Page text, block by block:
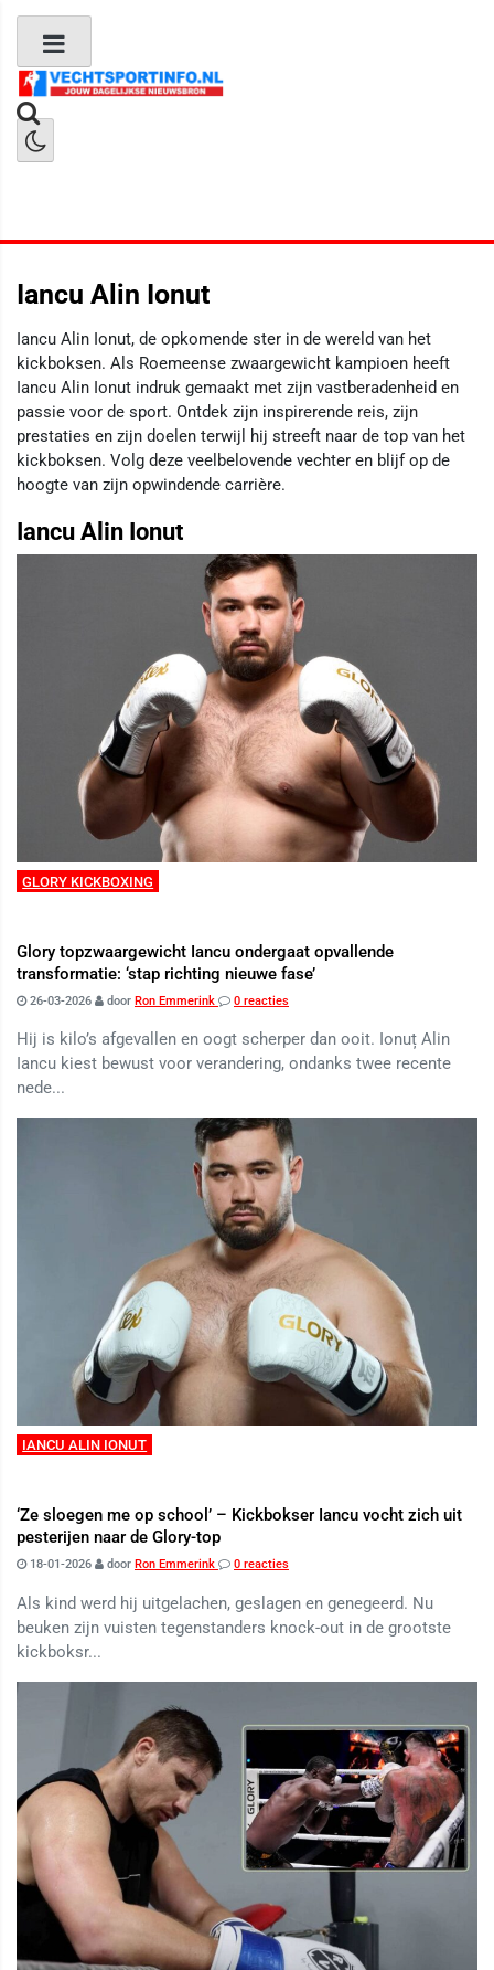
Iancu Alin Ionut
Iancu Alin Ionut, de opkomende ster in de wereld van het
kickboksen. Als Roemeense zwaargewicht kampioen heeft
Iancu Alin Ionut indruk gemaakt met zijn vastberadenheid en
passie voor de sport. Ontdek zijn inspirerende reis, zijn
prestaties en zijn doelen terwijl hij streeft naar de top van het
kickboksen. Volg deze veelbelovende vechter en blijf op de
hoogte van zijn opwindende carrière.
Iancu Alin Ionut
GLORY KICKBOXING
Glory topzwaargewicht Iancu ondergaat opvallende
transformatie: ‘stap richting nieuwe fase’
26-03-2026 door Ron Emmerink 0 reacties
Hij is kilo’s afgevallen en oogt scherper dan ooit. Ionuț Alin
Iancu kiest bewust voor verandering, ondanks twee recente
nede...
IANCU ALIN IONUT
‘Ze sloegen me op school’ – Kickbokser Iancu vocht zich uit
pesterijen naar de Glory-top
18-01-2026 door Ron Emmerink 0 reacties
Als kind werd hij uitgelachen, geslagen en genegeerd. Nu
beuken zijn vuisten tegenstanders knock-out in de grootste
kickboksr...